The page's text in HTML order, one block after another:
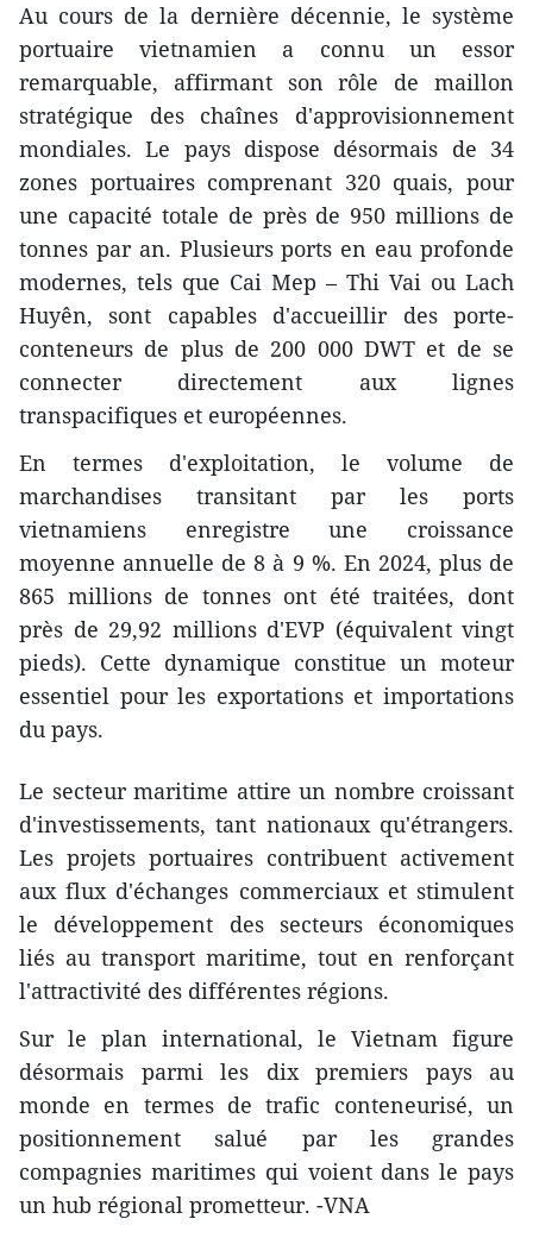
Au cours de la dernière décennie, le système
portuaire vietnamien a connu un essor
remarquable, affirmant son rôle de maillon
stratégique des chaînes d'approvisionnement
mondiales. Le pays dispose désormais de 34
zones portuaires comprenant 320 quais, pour
une capacité totale de près de 950 millions de
tonnes par an. Plusieurs ports en eau profonde
modernes, tels que Cai Mep – Thi Vai ou Lach
Huyên, sont capables d'accueillir des porte-
conteneurs de plus de 200 000 DWT et de se
connecter directement aux lignes
transpacifiques et européennes.
En termes d'exploitation, le volume de
marchandises transitant par les ports
vietnamiens enregistre une croissance
moyenne annuelle de 8 à 9 %. En 2024, plus de
865 millions de tonnes ont été traitées, dont
près de 29,92 millions d'EVP (équivalent vingt
pieds). Cette dynamique constitue un moteur
essentiel pour les exportations et importations
du pays.
Le secteur maritime attire un nombre croissant
d'investissements, tant nationaux qu'étrangers.
Les projets portuaires contribuent activement
aux flux d'échanges commerciaux et stimulent
le développement des secteurs économiques
liés au transport maritime, tout en renforçant
l'attractivité des différentes régions.
Sur le plan international, le Vietnam figure
désormais parmi les dix premiers pays au
monde en termes de trafic conteneurisé, un
positionnement salué par les grandes
compagnies maritimes qui voient dans le pays
un hub régional prometteur. -VNA